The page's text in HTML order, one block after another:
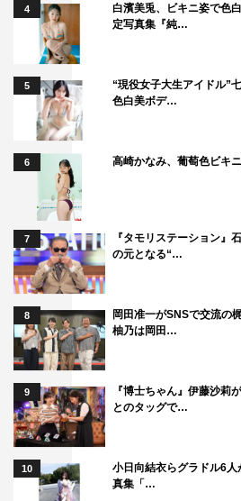
朗読劇「池袋ナイトアウルテール
ャルイベント 【昼の部】
朗読劇「池袋ナイトアウルテール
ャルイベント 【夜の部】
ひとりしばいVol.1「断」 荒牧慶
ひとりしばいVol.3「ひとりシャド
はセカンドトップ、または、ライ
×西田大輔
ひとりしばいVol.4「いまさらキス
屋敷法仁
ひとりしばいVol.5「LA・LA・LA
郎×ほさかよう×松崎史也
ひとりしばいVol.6「夏休みダヨ！
峻也×川本成
ひとりしばいVol.7「タワーリング
ショウ」陳内将×伊勢直弘
ひとりしばいVol.8「50%」植田圭
ほさかよう
4
白濱美兎、ビキニ姿で色
定写真集『純…
5
“現役女子大生アイドル”
色白美ボデ…
6 高崎かなみ、葡萄色ビキ
7
『タモリステーション
の元となる“…
8
岡田准一がSNSで交流
柚乃は岡田…
9
『博士ちゃん』伊藤沙
とのタッグで…
10
小日向結衣らグラドル6
真集「…